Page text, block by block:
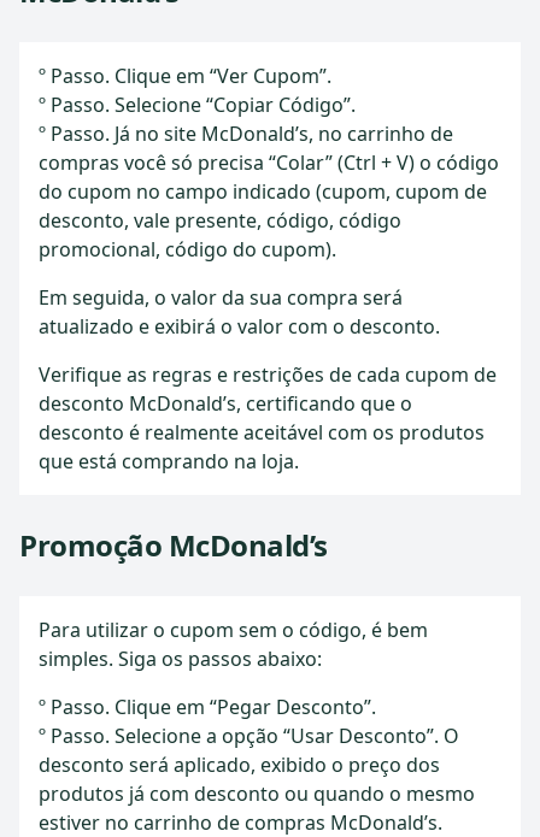
º Passo. Clique em “Ver Cupom”.
º Passo. Selecione “Copiar Código”.
º Passo. Já no site McDonald’s, no carrinho de
compras você só precisa “Colar” (Ctrl + V) o código
do cupom no campo indicado (cupom, cupom de
desconto, vale presente, código, código
promocional, código do cupom).
Em seguida, o valor da sua compra será
atualizado e exibirá o valor com o desconto.
Verifique as regras e restrições de cada cupom de
desconto McDonald’s, certificando que o
desconto é realmente aceitável com os produtos
que está comprando na loja.
Promoção McDonald’s
Para utilizar o cupom sem o código, é bem
simples. Siga os passos abaixo:
º Passo. Clique em “Pegar Desconto”.
º Passo. Selecione a opção “Usar Desconto”. O
desconto será aplicado, exibido o preço dos
produtos já com desconto ou quando o mesmo
estiver no carrinho de compras McDonald’s.